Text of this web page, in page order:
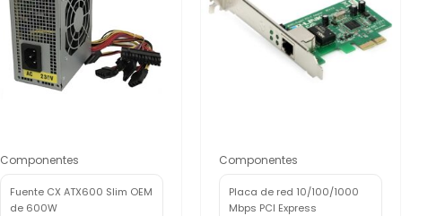
Componentes
Fuente CX ATX600 Slim OEM
de 600W
Componentes
Placa de red 10/100/1000
Mbps PCI Express